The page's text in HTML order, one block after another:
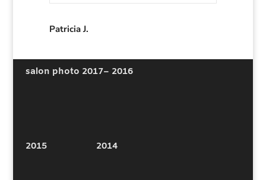
Patricia J.
salon photo 2017– 2016
2015 2014